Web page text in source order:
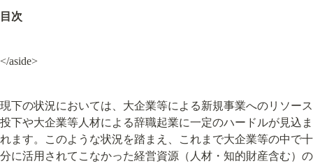
目次
</aside>
現下の状況においては、大企業等による新規事業へのリソース
投下や大企業等人材による辞職起業に一定のハードルが見込ま
れます。このような状況を踏まえ、これまで大企業等の中で十
分に活用されてこなかった経営資源（人材・知的財産含む）の